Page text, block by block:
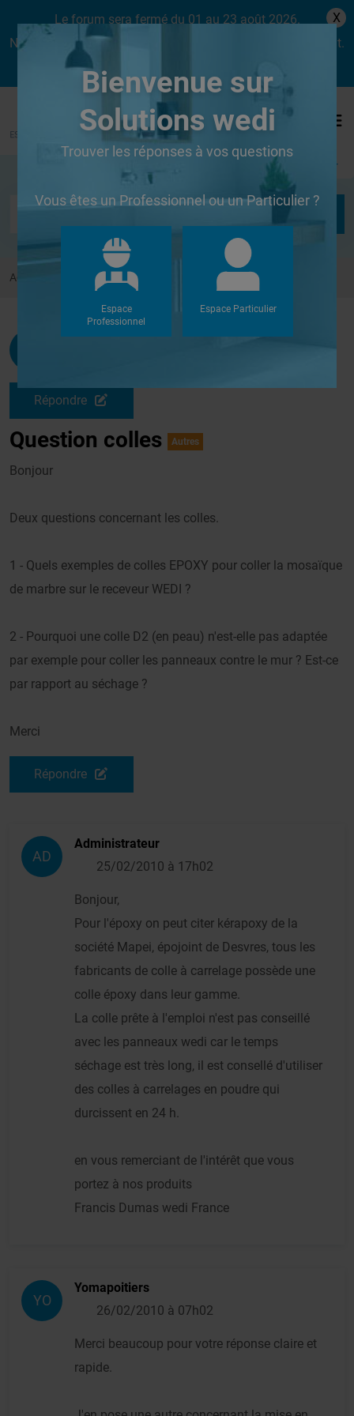
Le forum sera fermé du 01 au 23 août 2026.
Nous aurons le plaisir de vous retrouver dès le lundi 24 août.
X
Se connecter
Accueil Forums Autres Question colles
Yomapoitiers
Répondre
Question colles Autres
Bonjour
Deux questions concernant les colles.
1 - Quels exemples de colles EPOXY pour coller la mosaïque
de marbre sur le receveur WEDI ?
2 - Pourquoi une colle D2 (en peau) n'est-elle pas adaptée
par exemple pour coller les panneaux contre le mur ? Est-ce
par rapport au séchage ?
Merci
Répondre
AD
Administrateur
25/02/2010 à 17h02
Bonjour,
Pour l'époxy on peut citer kérapoxy de la
société Mapei, épojoint de Desvres, tous les
fabricants de colle à carrelage possède une
colle époxy dans leur gamme.
La colle prête à l'emploi n'est pas conseillé
avec les panneaux wedi car le temps
séchage est très long, il est consellé d'utiliser
des colles à carrelages en poudre qui
durcissent en 24 h.
en vous remerciant de l'intérêt que vous
portez à nos produits
Francis Dumas wedi France
YO
Yomapoitiers
26/02/2010 à 07h02
Merci beaucoup pour votre réponse claire et
rapide.
Bienvenue sur
Solutions wedi
Trouver les réponses à vos questions
Vous êtes un Professionnel ou un Particulier ?
Espace
Professionnel
Espace Particulier